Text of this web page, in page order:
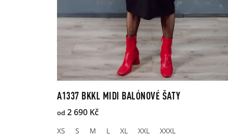
A1337 BKKL MIDI BALÓNOVÉ ŠATY
od 2 690 Kč
XS S M L XL XXL XXXL